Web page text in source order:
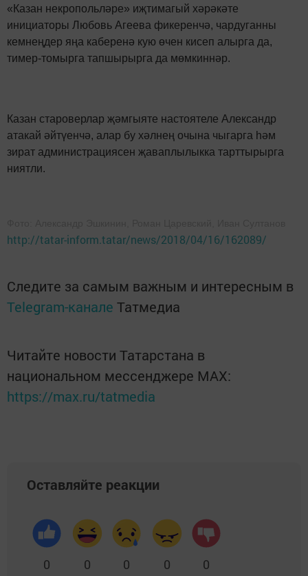
«Казан некропольләре» иҗтимагый хәрәкәте
инициаторы Любовь Агеева фикеренчә, чардуганны
кемнеңдер яңа каберенә кую өчен кисеп алырга да,
тимер-томырга тапшырырга да мөмкиннәр.
Казан староверлар җәмгыяте настоятеле Александр
атакай әйтүенчә, алар бу хәлнең очына чыгарга һәм
зират администрациясен җаваплылыкка тарттырырга
ниятли.
http://tatar-inform.tatar/news/2018/04/16/162089/
Следите за самым важным и интересным в
Telegram-канале Татмедиа
Читайте новости Татарстана в
национальном мессенджере MАХ:
https://max.ru/tatmedia
Оставляйте реакции
0 0 0 0 0